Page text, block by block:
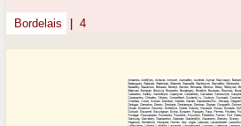
Bordelais 4